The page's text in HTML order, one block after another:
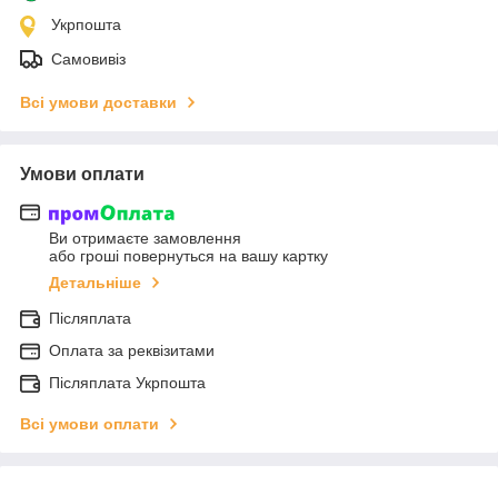
Укрпошта
Самовивіз
Всі умови доставки
Умови оплати
Ви отримаєте замовлення
або гроші повернуться на вашу картку
Детальніше
Післяплата
Оплата за реквізитами
Післяплата Укрпошта
Всі умови оплати